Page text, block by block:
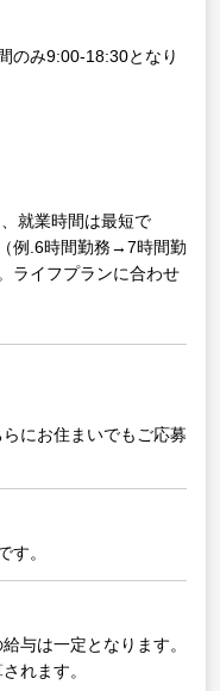
み9:00-18:30となり
就業時間は最短で
例.6時間勤務→7時間勤
ライフプランに合わせ
にお住まいでもご応募
す。
与は一定となります。
れます。